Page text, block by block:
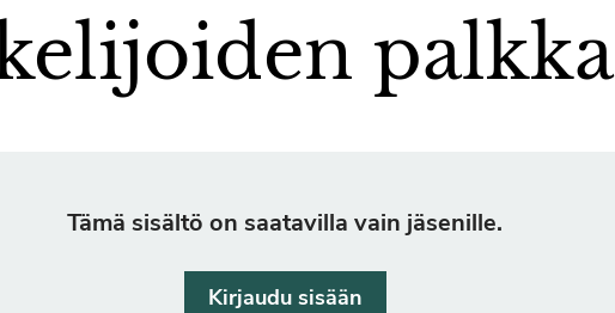
palkka
Tämä sisältö on saatavilla vain jäsenille.
Kirjaudu sisään